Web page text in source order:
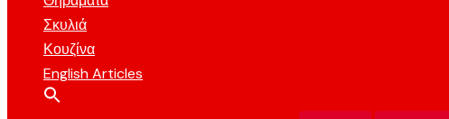
Σκυλιά
Κουζίνα
English Articles